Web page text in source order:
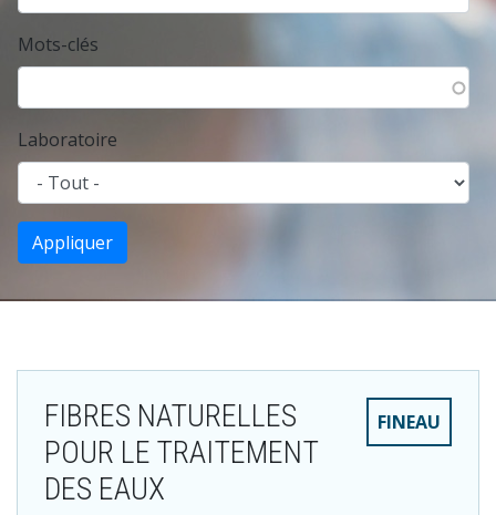
Mots-clés
Laboratoire
FINEAU
FIBRES NATURELLES
POUR LE TRAITEMENT
DES EAUX